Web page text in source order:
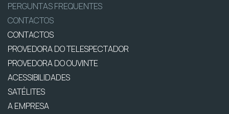
PERGUNTAS FREQUENTES
CONTACTOS
CONTACTOS
PROVEDORA DO TELESPECTADOR
PROVEDORA DO OUVINTE
ACESSIBILIDADES
SATÉLITES
A EMPRESA